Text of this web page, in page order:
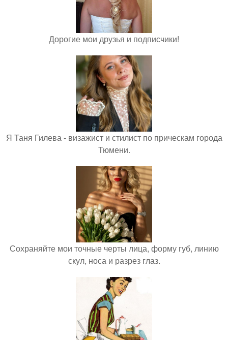
Дорогие мои друзья и подписчики!
Я Таня Гилева - визажист и стилист по прическам города
Тюмени.
Сохраняйте мои точные черты лица, форму губ, линию
скул, носа и разрез глаз.